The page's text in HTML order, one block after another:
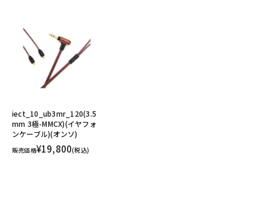
iect_10_ub3mr_120(3.5
mm 3極-MMCX)(イヤフォ
ンケーブル)(オンソ)
販売価格¥19,800(税込)